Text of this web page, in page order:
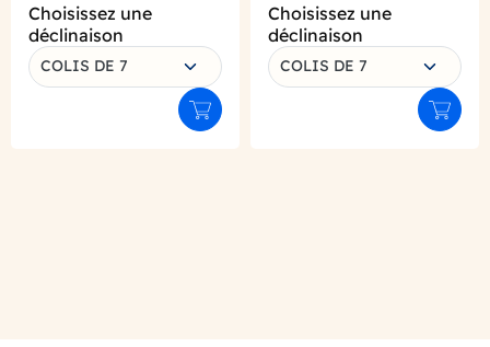
Choisissez une
déclinaison
COLIS DE 7
Ajouter au panier
Choisissez une
déclinaison
COLIS DE 7